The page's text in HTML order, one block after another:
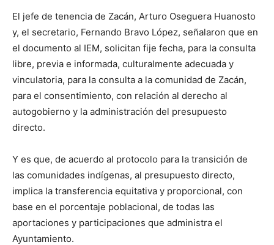
El jefe de tenencia de Zacán, Arturo Oseguera Huanosto
y, el secretario, Fernando Bravo López, señalaron que en
el documento al IEM, solicitan fije fecha, para la consulta
libre, previa e informada, culturalmente adecuada y
vinculatoria, para la consulta a la comunidad de Zacán,
para el consentimiento, con relación al derecho al
autogobierno y la administración del presupuesto
directo.
Y es que, de acuerdo al protocolo para la transición de
las comunidades indígenas, al presupuesto directo,
implica la transferencia equitativa y proporcional, con
base en el porcentaje poblacional, de todas las
aportaciones y participaciones que administra el
Ayuntamiento.